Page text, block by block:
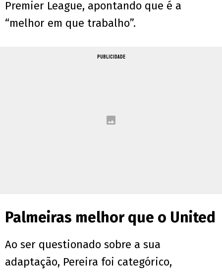
Premier League, apontando que é a
“melhor em que trabalho”.
PUBLICIDADE
Palmeiras melhor que o United
Ao ser questionado sobre a sua
adaptação, Pereira foi categórico,